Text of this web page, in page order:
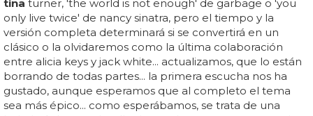
tina turner, 'the world is not enough' de garbage o 'you
only live twice' de nancy sinatra, pero el tiempo y la
versión completa determinará si se convertirá en un
clásico o la olvidaremos como la última colaboración
entre alicia keys y jack white... actualizamos, que lo están
borrando de todas partes... la primera escucha nos ha
gustado, aunque esperamos que al completo el tema
sea más épico... como esperábamos, se trata de una